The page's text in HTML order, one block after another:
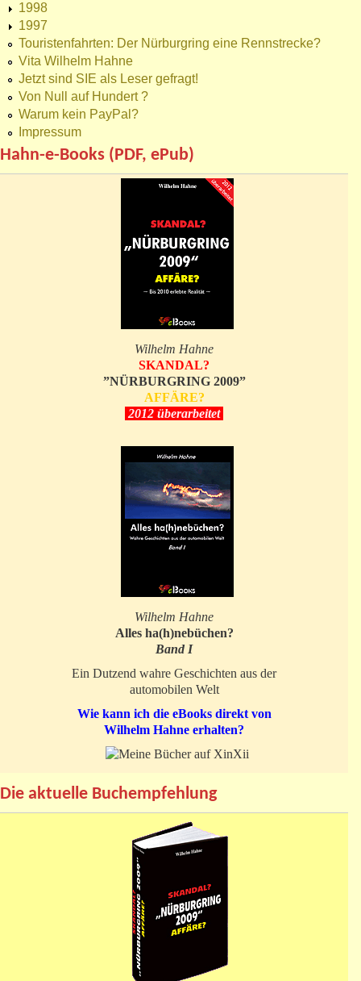
1998
1997
Touristenfahrten: Der Nürburgring eine Rennstrecke?
Vita Wilhelm Hahne
Jetzt sind SIE als Leser gefragt!
Von Null auf Hundert ?
Warum kein PayPal?
Impressum
Hahn-e-Books (PDF, ePub)
Wilhelm Hahne
SKANDAL?
”NÜRBURGRING 2009”
AFFÄRE?
2012 überarbeitet
Wilhelm Hahne
Alles ha(h)nebüchen?
Band I
Ein Dutzend wahre Geschichten aus der
automobilen Welt
Wie kann ich die eBooks direkt von
Wilhelm Hahne erhalten?
Die aktuelle Buchempfehlung